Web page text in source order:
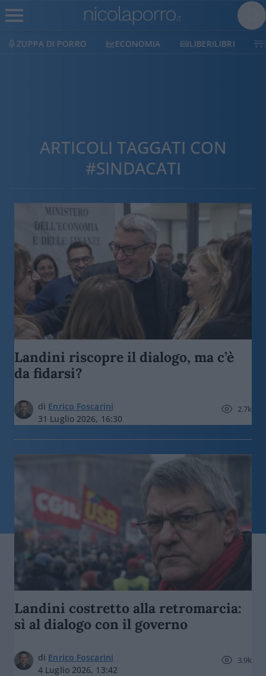
ECONOMIA LIBERILIBRI SHOP SOSTIENICI
ARTICOLI TAGGATI CON
#SINDACATI
Landini riscopre il dialogo, ma c’è
da fidarsi?
di Enrico Foscarini
31 Luglio 2026, 16:30
2.7k
Landini costretto alla retromarcia:
sì al dialogo con il governo
di Enrico Foscarini
4 Luglio 2026, 13:42
3.9k